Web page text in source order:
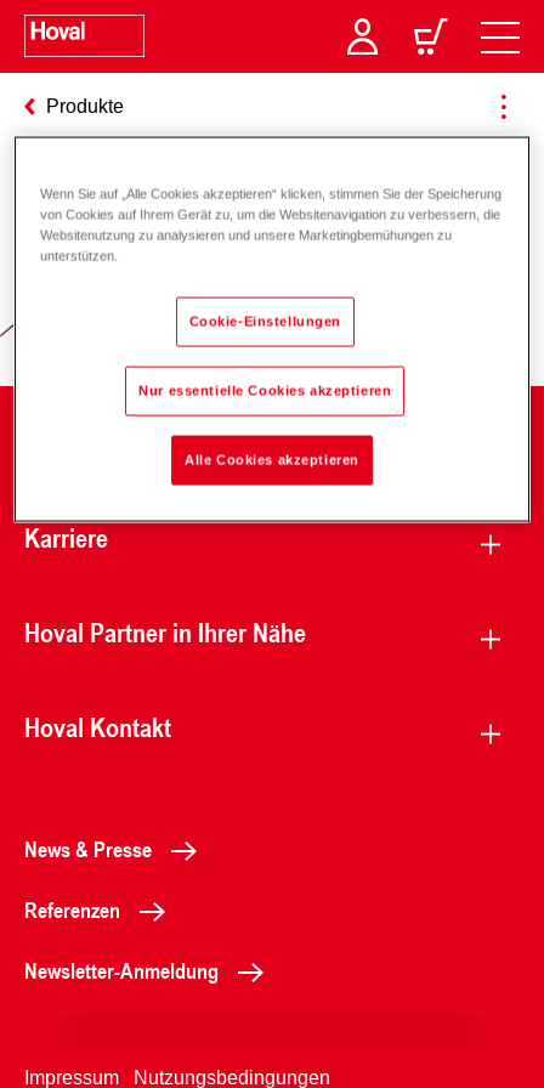
Produkte
Verantwortung für Energie und
Karriere
Hoval Partner in Ihrer Nähe
Hoval Kontakt
News & Presse
Referenzen
Newsletter-Anmeldung
Impressum Nutzungsbedingungen
Wenn Sie auf „Alle Cookies akzeptieren“ klicken, stimmen Sie der Speicherung
von Cookies auf Ihrem Gerät zu, um die Websitenavigation zu verbessern, die
Websitenutzung zu analysieren und unsere Marketingbemühungen zu
unterstützen.
Cookie-Einstellungen
Nur essentielle Cookies akzeptieren
Alle Cookies akzeptieren